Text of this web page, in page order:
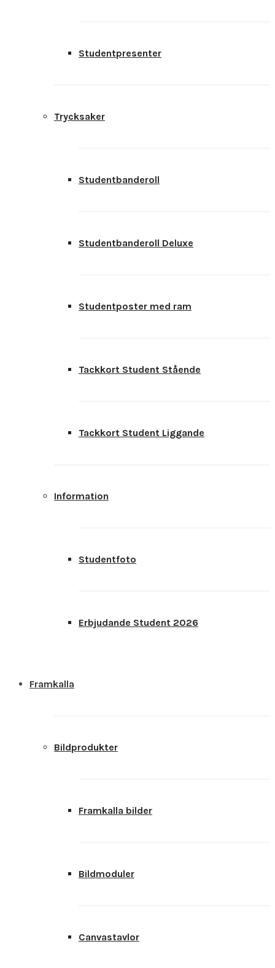
Studentpresenter
Trycksaker
Studentbanderoll
Studentbanderoll Deluxe
Studentposter med ram
Tackkort Student Stående
Tackkort Student Liggande
Information
Studentfoto
Erbjudande Student 2026
Framkalla
Bildprodukter
Framkalla bilder
Bildmoduler
Canvastavlor